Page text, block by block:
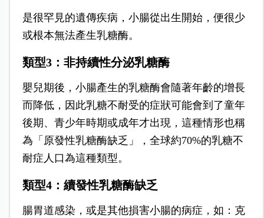
是很罕見的遺傳疾病，小腸從出生開始，便很少
或根本無法產生乳糖酶。
類型3：非持續性分泌乳糖酶
嬰兒期後，小腸產生的乳糖酶會隨著年齡的增長
而降低，因此乳糖不耐受的症狀可能會到了童年
後期、青少年時期或成年才出現，這種情形也稱
為「原發性乳糖酶缺乏」，全球約70%的乳糖不
耐症人口為這種類型。
類型4：續發性乳糖酶缺乏
腸胃道感染，或是其他損害小腸的病症，如：克